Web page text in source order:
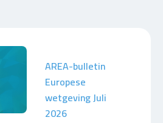
AREA-bulletin
Europese
wetgeving Juli
2026